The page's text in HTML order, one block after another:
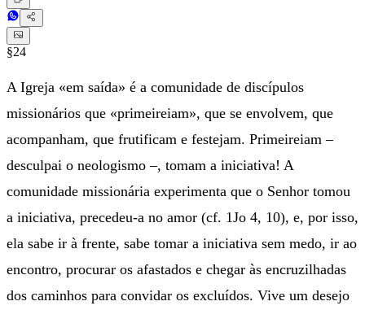
§24
A Igreja «em saída» é a comunidade de discípulos
missionários que «primeireiam», que se envolvem, que
acompanham, que frutificam e festejam. Primeireiam –
desculpai o neologismo –, tomam a iniciativa! A
comunidade missionária experimenta que o Senhor tomou
a iniciativa, precedeu-a no amor (cf. 1Jo 4, 10), e, por isso,
ela sabe ir à frente, sabe tomar a iniciativa sem medo, ir ao
encontro, procurar os afastados e chegar às encruzilhadas
dos caminhos para convidar os excluídos. Vive um desejo